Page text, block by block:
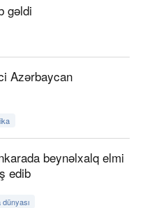
gəldi
Azərbaycan
beynəlxalq elmi
edib